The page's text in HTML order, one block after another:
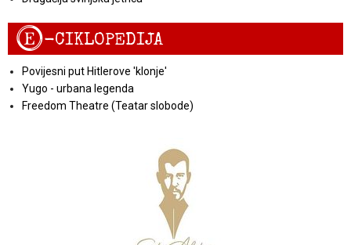
E-CIKLOPEDIJA
Povijesni put Hitlerove 'klonje'
Yugo - urbana legenda
Freedom Theatre (Teatar slobode)